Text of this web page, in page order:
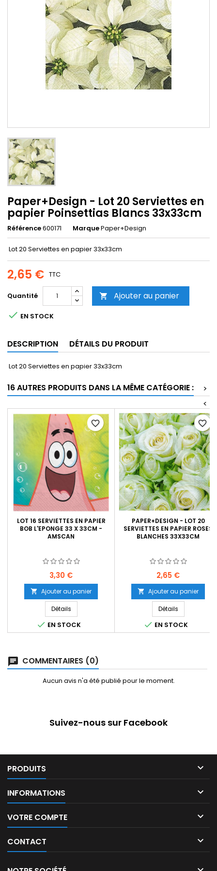
Paper+Design - Lot 20 Serviettes en
papier Poinsettias Blancs 33x33cm
Référence600171 MarquePaper+Design
Lot 20 Serviettes en papier 33x33cm
2,65 € TTC
Quantité  Ajouter au panier
 EN STOCK
DESCRIPTION DÉTAILS DU PRODUIT
Lot 20 Serviettes en papier 33x33cm
16 AUTRES PRODUITS DANS LA MÊME CATÉGORIE :
>
<
LOT 16 SERVIETTES EN PAPIER
BOB L'EPONGE 33 X 33CM -
AMSCAN
Prix
3,30 €
 Ajouter au panier
Détails
 EN STOCK
favorite_border
PAPER+DESIGN - LOT 20
SERVIETTES EN PAPIER ROSES
BLANCHES 33X33CM
Prix
2,65 €
 Ajouter au panier
Détails
 EN STOCK
favorite_border
COMMENTAIRES (0)
Aucun avis n'a été publié pour le moment.
Suivez-nous sur Facebook
PRODUITS 
INFORMATIONS 
VOTRE COMPTE 
CONTACT 